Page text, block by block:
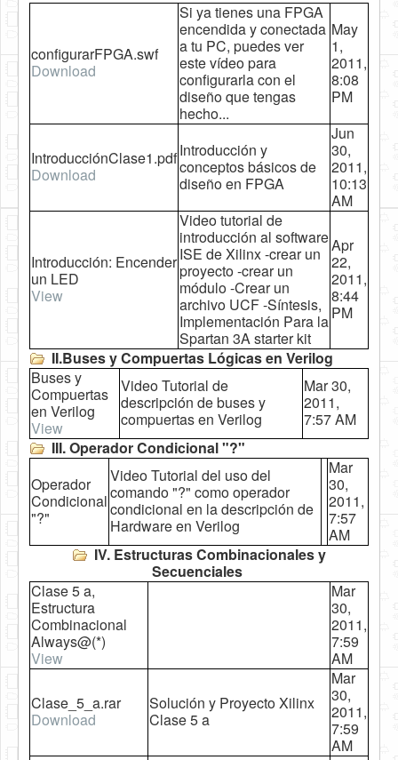
configurarFPGA.swf
Download
Si ya tienes una FPGA
encendida y conectada
a tu PC, puedes ver
este vídeo para
configurarla con el
diseño que tengas
hecho...
May
1,
2011,
8:08
PM
IntroducciónClase1.pdf
Download
Introducción y
conceptos básicos de
diseño en FPGA
Jun
30,
2011,
10:13
AM
Introducción: Encender
un LED
View
Video tutorial de
introducción al software
ISE de Xilinx -crear un
proyecto -crear un
módulo -Crear un
archivo UCF -Síntesis,
Implementación Para la
Spartan 3A starter kit
Apr
22,
2011,
8:44
PM
II.Buses y Compuertas Lógicas en Verilog
Buses y
Compuertas
en Verilog
View
Video Tutorial de
descripción de buses y
compuertas en Verilog
Mar 30,
2011,
7:57 AM
III. Operador Condicional "?"
Operador
Condicional
"?"
Video Tutorial del uso del
comando "?" como operador
condicional en la descripción de
Hardware en Verilog
Mar
30,
2011,
7:57
AM
IV. Estructuras Combinacionales y
Secuenciales
Clase 5 a,
Estructura
Combinacional
Always@(*)
View
Mar
30,
2011,
7:59
AM
Clase_5_a.rar
Download
Solución y Proyecto Xilinx
Clase 5 a
Mar
30,
2011,
7:59
AM